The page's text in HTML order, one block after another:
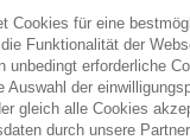
Cookies für eine
Funktionalität der
unbedingt erforderliche
Auswahl der
gleich alle Cookies
durch unsere